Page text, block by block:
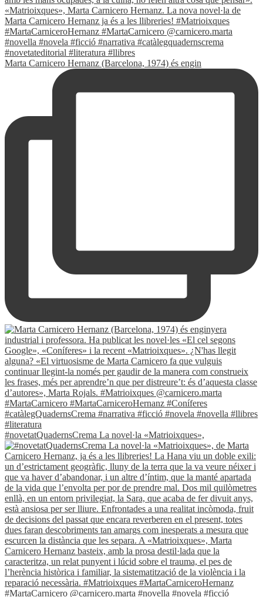
Marta Carnicero Hernanz (Barcelona, 1974) és engin
#novetatQuadernsCrema La novel·la «Matrioixques»,